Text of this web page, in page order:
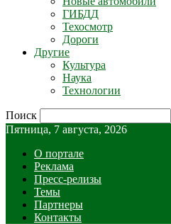
ГИБДД
Техосмотр
Дороги
Другие
Культура
Наука
Технологии
Поиск
Пятница, 7 августа, 2026
О портале
Реклама
Пресс-релизы
Темы
Партнеры
Контакты